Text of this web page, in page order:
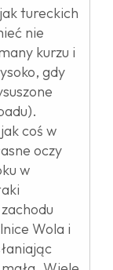
tureckich
nie
kurzu i
gdy
coś w
oczy
w
Wola i